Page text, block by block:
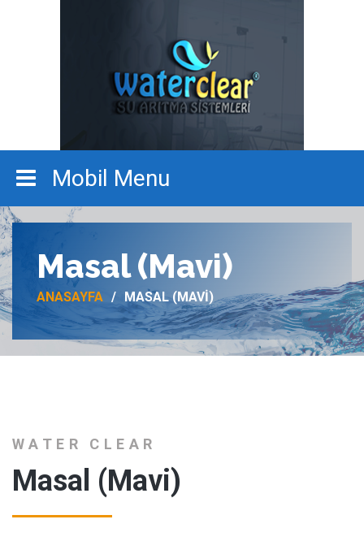
Masal (Mavi)
ANASAYFA MASAL (MAVI)
WATER CLEAR
Masal (Mavi)